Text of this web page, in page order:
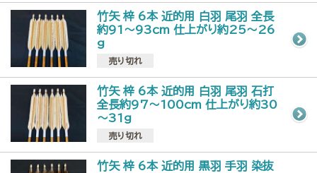
竹矢 梓 6本 近的用 白羽 尾羽 全長
約91～93cm 仕上がり約25～26
g
売り切れ
竹矢 梓 6本 近的用 白羽 尾羽 石打
全長約97～100cm 仕上がり約30
～31g
売り切れ
竹矢 梓 6本 近的用 黒羽 手羽 染抜